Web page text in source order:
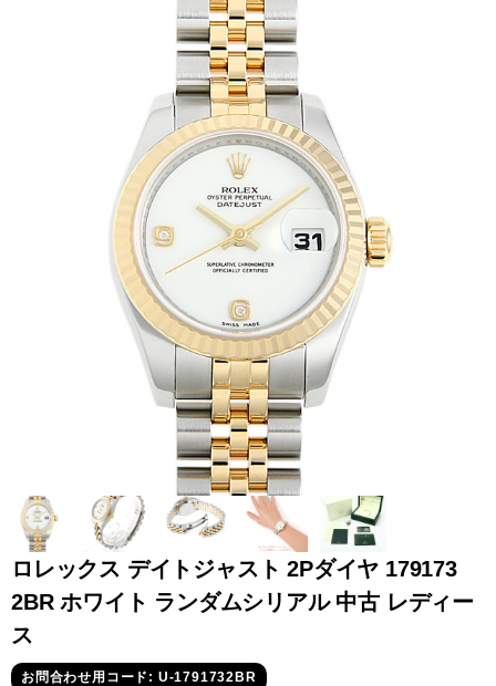
全てのブランドを見
ロレックス
ウブロ
グランド
オメガ IWC
ロレックス デイトジャスト 2Pダイヤ 179173
2BR ホワイト ランダムシリアル 中古 レディー
ス
お問合わせ用コード: U-1791732BR